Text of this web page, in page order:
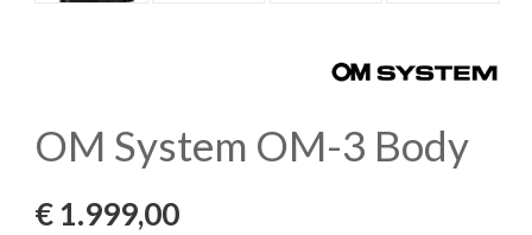
OM System OM-3 Body
€ 1.999,00